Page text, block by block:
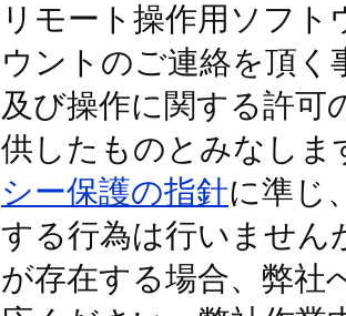
リモート操作用ソフ
ウントのご連絡を頂く
及び操作に関する許可
供したものとみなしま
シー保護の指針に準じ
する行為は行いません
が存在する場合、弊社